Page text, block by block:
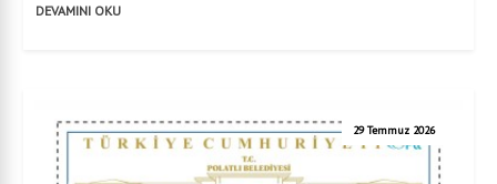
DEVAMINI OKU
29 Temmuz 2026